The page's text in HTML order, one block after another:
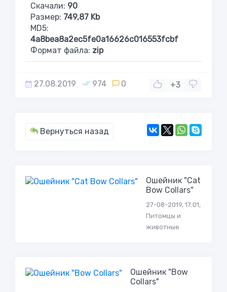
Скачали: 90
Размер: 749,87 Kb
MD5:
4a8bea8a2ec5fe0a16626c016553fcbf
Формат файла: zip
27.08.2019 974 0 +3
Вернуться назад
Ошейник "Cat
Bow Collars"
27-08-2019, 17:01,
Питомцы и
животные
Ошейник "Bow
Collars"